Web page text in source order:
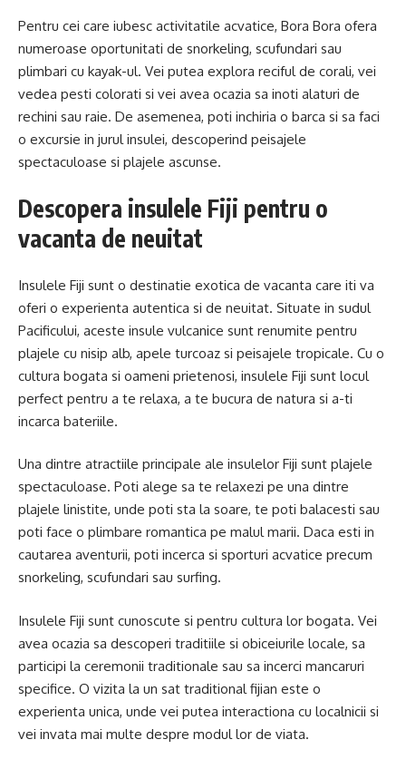
Pentru cei care iubesc activitatile acvatice, Bora Bora ofera
numeroase oportunitati de snorkeling, scufundari sau
plimbari cu kayak-ul. Vei putea explora reciful de corali, vei
vedea pesti colorati si vei avea ocazia sa inoti alaturi de
rechini sau raie. De asemenea, poti inchiria o barca si sa faci
o excursie in jurul insulei, descoperind peisajele
spectaculoase si plajele ascunse.
Descopera insulele Fiji pentru o
vacanta de neuitat
Insulele Fiji sunt o destinatie exotica de vacanta care iti va
oferi o experienta autentica si de neuitat. Situate in sudul
Pacificului, aceste insule vulcanice sunt renumite pentru
plajele cu nisip alb, apele turcoaz si peisajele tropicale. Cu o
cultura bogata si oameni prietenosi, insulele Fiji sunt locul
perfect pentru a te relaxa, a te bucura de natura si a-ti
incarca bateriile.
Una dintre atractiile principale ale insulelor Fiji sunt plajele
spectaculoase. Poti alege sa te relaxezi pe una dintre
plajele linistite, unde poti sta la soare, te poti balacesti sau
poti face o plimbare romantica pe malul marii. Daca esti in
cautarea aventurii, poti incerca si sporturi acvatice precum
snorkeling, scufundari sau surfing.
Insulele Fiji sunt cunoscute si pentru cultura lor bogata. Vei
avea ocazia sa descoperi traditiile si obiceiurile locale, sa
participi la ceremonii traditionale sau sa incerci mancaruri
specifice. O vizita la un sat traditional fijian este o
experienta unica, unde vei putea interactiona cu localnicii si
vei invata mai multe despre modul lor de viata.